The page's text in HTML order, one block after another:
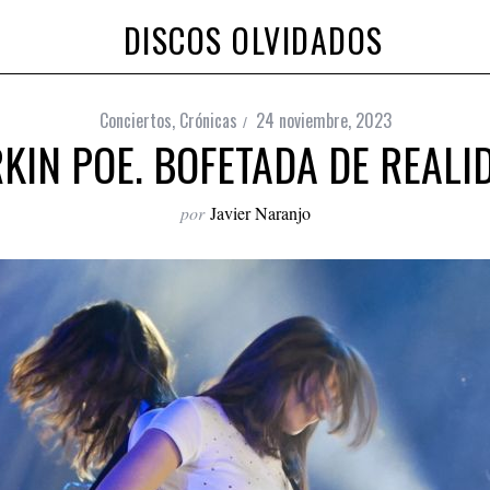
DISCOS OLVIDADOS
Conciertos, Crónicas 24 noviembre, 2023
POE. BOFETADA DE
por Javier Naranjo